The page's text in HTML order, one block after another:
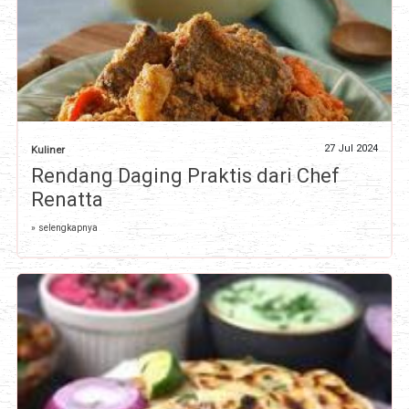
Kuliner 27 Jul 2024
Rendang Daging Praktis dari Chef
Renatta
» selengkapnya